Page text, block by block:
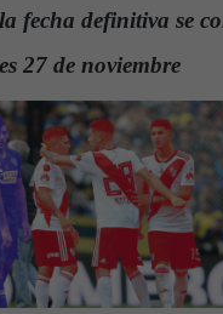
a
fecha definitiva se
27 de noviembre